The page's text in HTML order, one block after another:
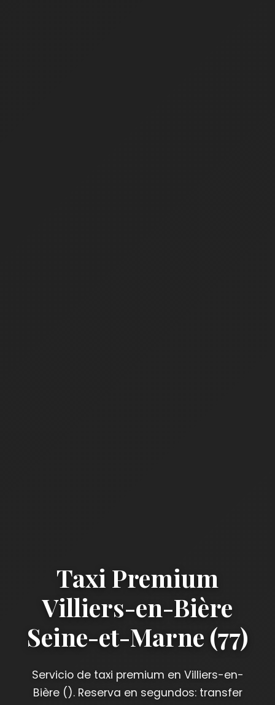
Taxi Premium
Villiers-en-Bière
Seine-et-Marne (77)
Servicio de taxi premium en Villiers-en-
Bière (). Reserva en segundos: transfer